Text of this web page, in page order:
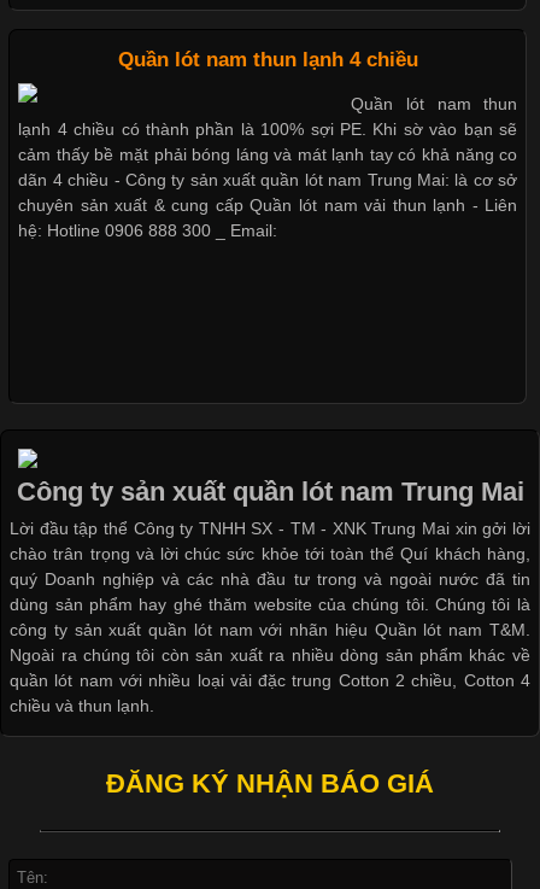
Cập nhật 2026-05-09 15:58:23
Các Form Áo Thun Phổ Biến Hiện Nay Và Xu Hướng Trong
Ngành May Mặc Áo thun là một trong những trang phục quen
thuộc và được sử dụng phổ biến nhất hiện nay. Không chỉ đa
dạng về màu sắc hay chất liệu, áo thun còn có nhiều form dáng
khác nhau để phù hợp với từng phong cách thời trang và nhu
cầu
Áo phông là một trong những trang phục phổ biến nhất trong
đời sống hiện đại nhờ sự tiện lợi, thoải mái và dễ phối đồ.
Không chỉ xuất hiện trong thời trang thường ngày, áo phông còn
được ứng dụng rộng rãi trong ngành sản xuất may mặc, đặc
biệt là các sản phẩm từ vải thun. Hiện nay,
Công Nghệ In Chuyển Nhiệt Trong Ngành Thời Trang Hiện
Cập nhật 2026-04-21 15:41:03
In Chuyển Nhiệt Là Gì? Công Nghệ In Hiện Đại Trong Ngành
là một trong những công nghệ phổ biến nhờ khả năng tạo ra
Những mẩu quần lót nam thông dụng hiện nay
Bộ sưu tập quần lót nam Boxer TpHCM
Quần lót nam boxer thun lạnh
Dễ chịu hơn với quần lót nam giá rẻ vải Cotton 4 chiều
Quần lót nam thun lạnh 4 chiều
Quần lót nam thun
lạnh 4 chiều có thành phần là 100% sợi PE. Khi sờ vào bạn sẽ
cảm thấy bề mặt phải bóng láng và mát lạnh tay có khả năng co
dãn 4 chiều - Công ty sản xuất quần lót nam Trung Mai: là cơ sở
chuyên sản xuất & cung cấp Quần lót nam vải thun lạnh - Liên
hệ: Hotline 0906 888 300 _ Email:
Công ty sản xuất quần lót nam Trung Mai
Lời đầu tập thể Công ty TNHH SX - TM - XNK Trung Mai xin gởi lời
chào trân trọng và lời chúc sức khỏe tới toàn thể Quí khách hàng,
quý Doanh nghiệp và các nhà đầu tư trong và ngoài nước đã tin
dùng sản phẩm hay ghé thăm website của chúng tôi. Chúng tôi là
công ty sản xuất quần lót nam với nhãn hiệu Quần lót nam T&M.
Ngoài ra chúng tôi còn sản xuất ra nhiều dòng sản phẩm khác về
quần lót nam với nhiều loại vải đặc trung Cotton 2 chiều, Cotton 4
chiều và thun lạnh.
ĐĂNG KÝ NHẬN BÁO GIÁ